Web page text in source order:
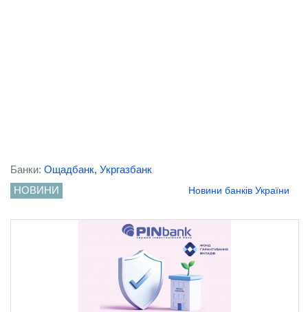
Банки: Ощадбанк, Укргазбанк
НОВИНИ
Новини банків України